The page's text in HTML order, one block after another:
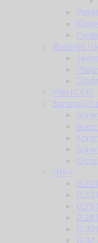
Baterije i
Plin i CO2
Spremnici
BB-i
0.20
0.23
0.25
0.28
0.30
0.32